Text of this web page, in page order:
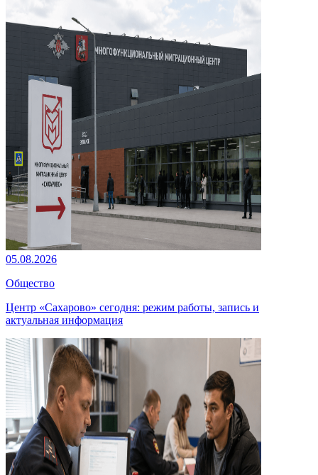
05.08.2026
Общество
Центр «Сахарово» сегодня: режим работы, запись и
актуальная информация